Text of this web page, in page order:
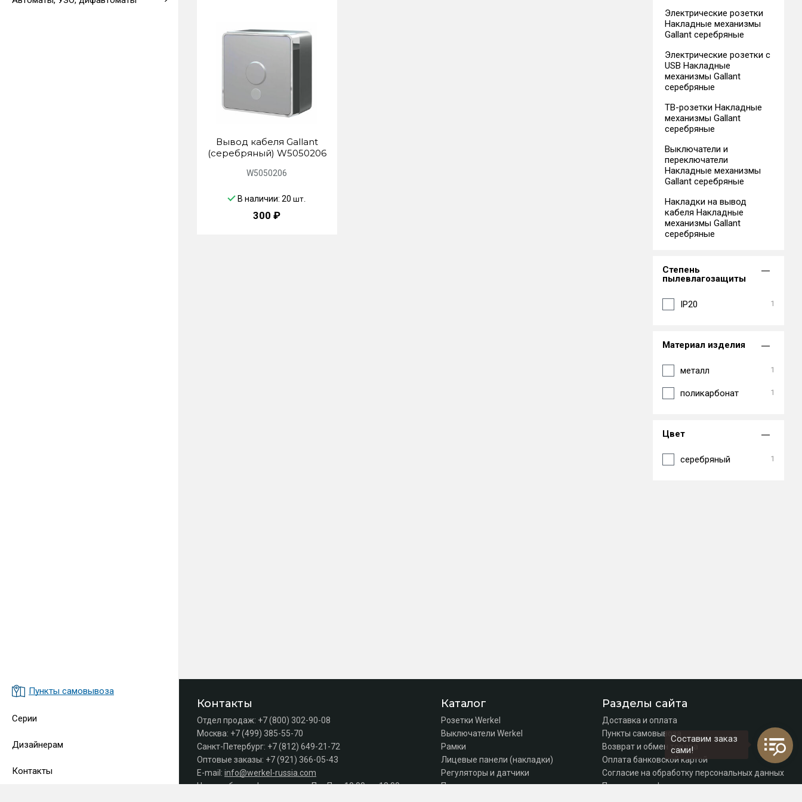
Пункты самовывоза
Серии
Дизайнерам
Контакты
Вывод кабеля Gallant
(серебряный) W5050206
W5050206
В наличии: 20шт.
300 ₽
Электрические розетки
Накладные механизмы
Gallant серебряные
Электрические розетки с
USB Накладные
механизмы Gallant
серебряные
ТВ-розетки Накладные
механизмы Gallant
серебряные
Выключатели и
переключатели
Накладные механизмы
Gallant серебряные
Накладки на вывод
кабеля Накладные
механизмы Gallant
серебряные
Степень
пылевлагозащиты
IP20 1
Материал изделия
металл 1
поликарбонат 1
Цвет
серебряный 1
Контакты
Отдел продаж: +7 (800) 302-90-08
Москва: +7 (499) 385-55-70
Санкт-Петербург: +7 (812) 649-21-72
Оптовые заказы: +7 (921) 366-05-43
E-mail: info@werkel-russia.com
Часы работы офиса продаж: Пн–Пт с 10:00 до 18:00
Каталог
Розетки Werkel
Выключатели Werkel
Рамки
Лицевые панели (накладки)
Регуляторы и датчики
Подсветка лестниц
Разделы сайта
Доставка и оплата
Пункты самовывоза
Возврат и обмен товара
Оплата банковской картой
Согласие на обработку персональных данных
Политика конфиденциальности
Составим заказ
сами!